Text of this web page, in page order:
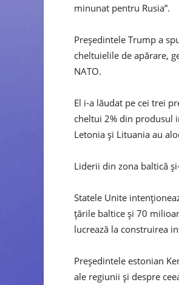
minunat pentru Rusia”.
Președintele Trump a
cheltuielile de apărare,
NATO.
El i-a lăudat pe cei trei
cheltui 2% din produsul
Letonia și Lituania au
Liderii din zona baltică
Statele Unite
țările baltice și 70
lucrează la construirea
Președintele estonian
ale regiunii și despre